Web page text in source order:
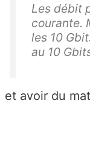
Les débit
courante.
les 10
au 10
et avoir du